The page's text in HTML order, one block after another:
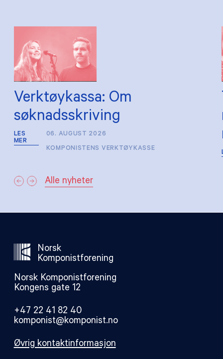
Verktøykassa: Om
søknadsskriving
LES
MER
06. AUGUST 2026
KOMPONISTENS VERKTØYKASSE
Alle nyheter
Norsk
Komponistforening
Norsk Komponistforening
Kongens gate 12
+47 22 41 82 40
komponist@komponist.no
Øvrig kontaktinformasjon